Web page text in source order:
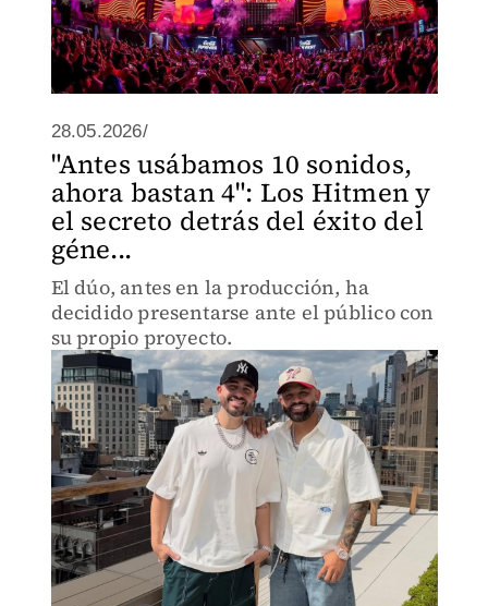
28.05.2026/
"Antes usábamos 10 sonidos,
ahora bastan 4": Los Hitmen y
el secreto detrás del éxito del
géne...
El dúo, antes en la producción, ha
decidido presentarse ante el público con
su propio proyecto.